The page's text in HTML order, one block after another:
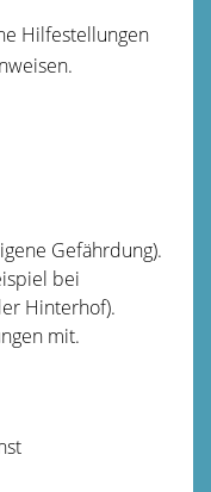
Hilfestellungen
Gefährdung).
bei
Hinterhof).
mit.